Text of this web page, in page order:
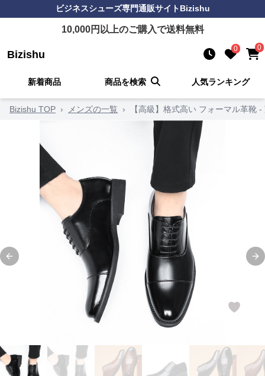
ビジネスシューズ専門通販サイトBizishu
10,000円以上のご購入で送料無料
Bizishu 0 0
新着商品 商品を検索 人気ランキング
Bizishu TOP › メンズの一覧 › 【高級】格式高い フォーマル革靴
Previous slide